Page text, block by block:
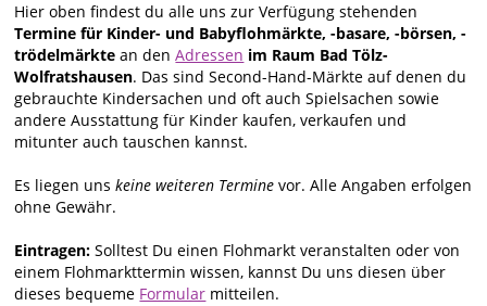
Hier oben findest du alle uns zur Verfügung stehenden
Termine für Kinder- und Babyflohmärkte, -basare, -börsen, -
trödelmärkte an denAdressen im Raum Bad Tölz-
Wolfratshausen. Das sind Second-Hand-Märkte auf denen du
gebrauchte Kindersachen und oft auch Spielsachen sowie
andere Ausstattung für Kinder kaufen, verkaufen und
mitunter auch tauschen kannst.
Es liegen unskeine weiteren Termine vor. Alle Angaben erfolgen
ohne Gewähr.
Eintragen:Solltest Du einen Flohmarkt veranstalten oder von
einem Flohmarkttermin wissen, kannst Du uns diesen über
dieses bequeme Formular mitteilen.